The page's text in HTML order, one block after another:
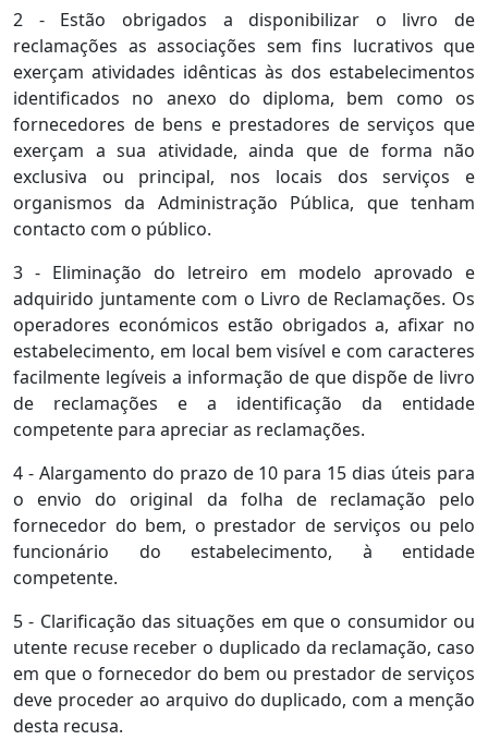
2 - Estão obrigados a disponibilizar o livro de
reclamações as associações sem fins lucrativos que
exerçam atividades idênticas às dos estabelecimentos
identificados no anexo do diploma, bem como os
fornecedores de bens e prestadores de serviços que
exerçam a sua atividade, ainda que de forma não
exclusiva ou principal, nos locais dos serviços e
organismos da Administração Pública, que tenham
contacto com o público.
3 - Eliminação do letreiro em modelo aprovado e
adquirido juntamente com o Livro de Reclamações. Os
operadores económicos estão obrigados a, afixar no
estabelecimento, em local bem visível e com caracteres
facilmente legíveis a informação de que dispõe de livro
de reclamações e a identificação da entidade
competente para apreciar as reclamações.
4 - Alargamento do prazo de 10 para 15 dias úteis para
o envio do original da folha de reclamação pelo
fornecedor do bem, o prestador de serviços ou pelo
funcionário do estabelecimento, à entidade
competente.
5 - Clarificação das situações em que o consumidor ou
utente recuse receber o duplicado da reclamação, caso
em que o fornecedor do bem ou prestador de serviços
deve proceder ao arquivo do duplicado, com a menção
desta recusa.